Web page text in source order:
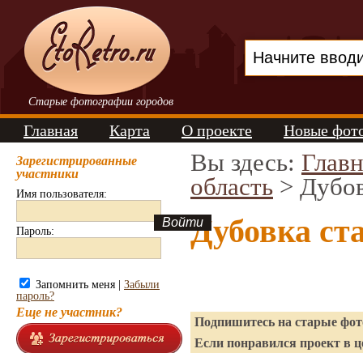
Старые фотографии городов
Главная Карта О проекте Новые
Зарегистрированные
участники
Имя пользователя:
Пароль:
Запомнить меня | Забыли
пароль?
Еще не участник?
Вы здесь:
область >
Дубовка
Подпишитесь на старые
Если понравился проект в